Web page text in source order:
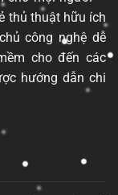
thủ thuật hữu ích
công nghệ dễ
cho đến các
hướng dẫn chi